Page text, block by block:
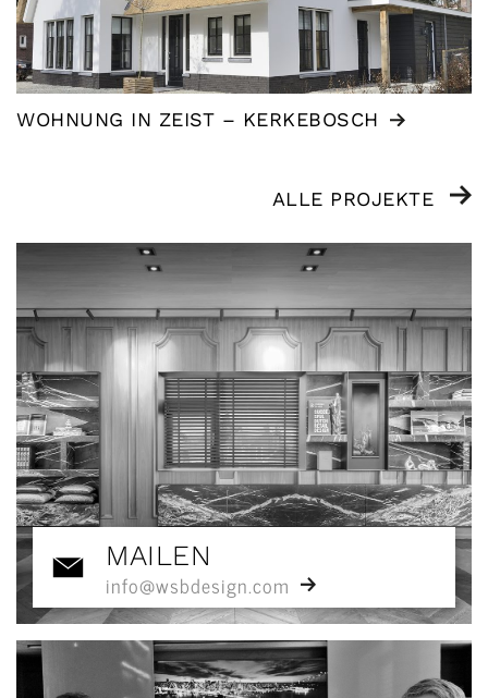
WOHNUNG IN ZEIST – KERKEBOSCH
ALLE PROJEKTE
MAILEN
info@wsbdesign.com